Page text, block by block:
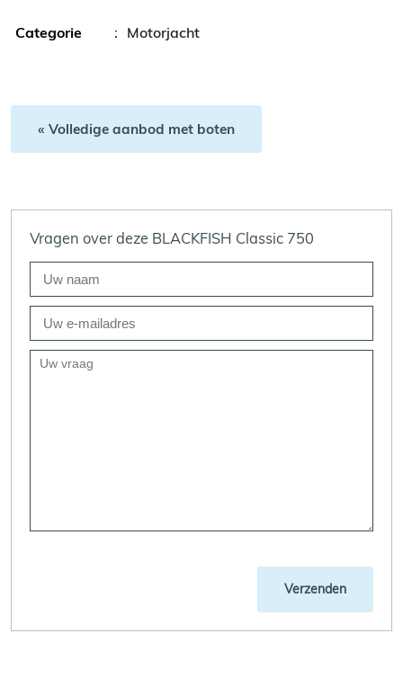
Categorie : Motorjacht
« Volledige aanbod met boten
Vragen over deze BLACKFISH Classic 750
Verzenden